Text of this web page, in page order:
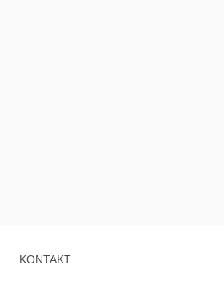
KONTAKT